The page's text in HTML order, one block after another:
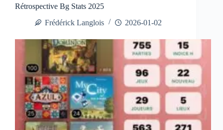
Rétrospective Bg Stats 2025
Frédérick Langlois
2026-01-02